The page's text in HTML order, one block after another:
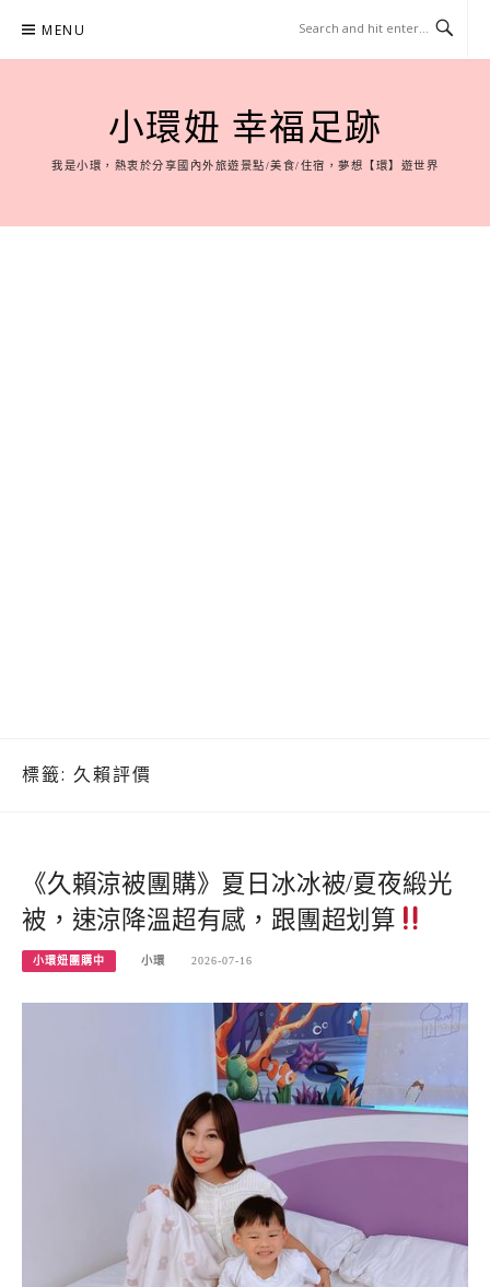
content
MENU
小環妞 幸福足跡
我是小環，熱衷於分享國內外旅遊景點/美食/住宿，夢想【環】遊世界
標籤: 久賴評價
《久賴涼被團購》夏日冰冰被/夏夜緞光
被，速涼降溫超有感，跟團超划算
小環妞團購中 小環 2026-07-16